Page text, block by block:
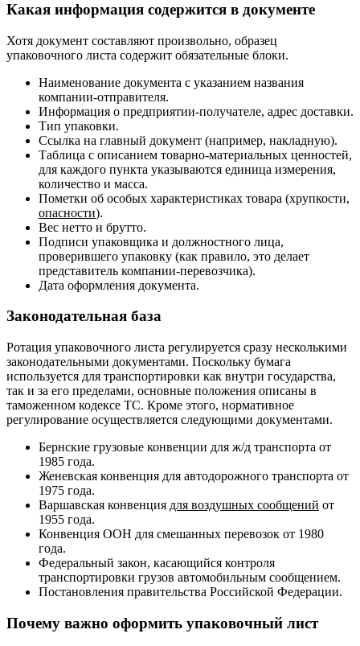
Какая информация содержится в документе
Хотя документ составляют произвольно, образец
упаковочного листа содержит обязательные блоки.
Наименование документа с указанием названия
компании-отправителя.
Информация о предприятии-получателе, адрес доставки.
Тип упаковки.
Ссылка на главный документ (например, накладную).
Таблица с описанием товарно-материальных ценностей,
для каждого пункта указываются единица измерения,
количество и масса.
Пометки об особых характеристиках товара (хрупкости,
опасности).
Вес нетто и брутто.
Подписи упаковщика и должностного лица,
проверившего упаковку (как правило, это делает
представитель компании-перевозчика).
Дата оформления документа.
Законодательная база
Ротация упаковочного листа регулируется сразу несколькими
законодательными документами. Поскольку бумага
используется для транспортировки как внутри государства,
так и за его пределами, основные положения описаны в
таможенном кодексе ТС. Кроме этого, нормативное
регулирование осуществляется следующими документами.
Бернские грузовые конвенции для ж/д транспорта от
1985 года.
Женевская конвенция для автодорожного транспорта от
1975 года.
Варшавская конвенция для воздушных сообщений от
1955 года.
Конвенция ООН для смешанных перевозок от 1980
года.
Федеральный закон, касающийся контроля
транспортировки грузов автомобильным сообщением.
Постановления правительства Российской Федерации.
Почему важно оформить упаковочный лист